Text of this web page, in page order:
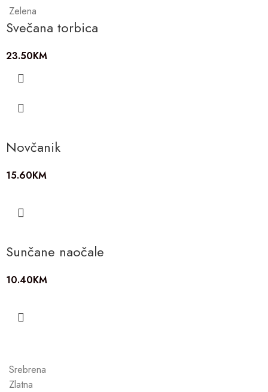
Zelena
Svečana torbica
23.50KM
Novčanik
15.60KM
Sunčane naočale
10.40KM
Srebrena
Zlatna